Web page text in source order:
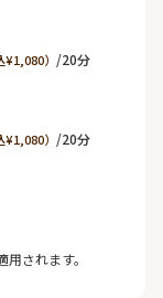
¥1,080） /20分
¥1,080） /20分
されます。